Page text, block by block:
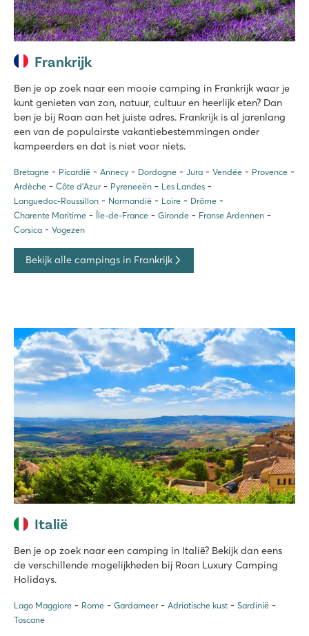
Frankrijk
Ben je op zoek naar een mooie camping in Frankrijk waar je
kunt genieten van zon, natuur, cultuur en heerlijk eten? Dan
ben je bij Roan aan het juiste adres. Frankrijk is al jarenlang
een van de populairste vakantiebestemmingen onder
kampeerders en dat is niet voor niets.
Bretagne Picardië Annecy Dordogne Jura Vendée
Provence
Ardèche
Côte d’Azur Pyreneeën
Les Landes
Languedoc-Roussillon
Normandië Loire
Drôme
Charente Maritime
Île-de-France Gironde
Franse Ardennen
Corsica
Vogezen
Bekijk alle campings in Frankrijk
Italië
Ben je op zoek naar een camping in Italië? Bekijk dan eens
de verschillende mogelijkheden bij Roan Luxury Camping
Holidays.
Lago Maggiore Rome Gardameer Adriatische kust
Sardinië
Toscane